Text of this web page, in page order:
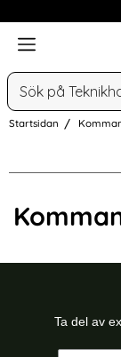
Meny
Sök
Startsidan
Ta del av